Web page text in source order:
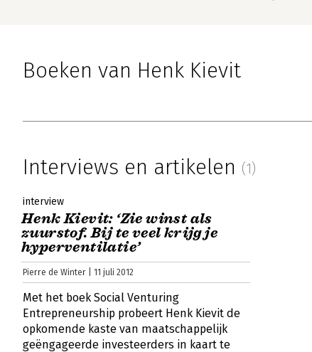
Boeken van Henk Kievit
Interviews en artikelen (1)
interview
Henk Kievit: ‘Zie winst als
zuurstof. Bij te veel krijg je
hyperventilatie’
Pierre de Winter | 11 juli 2012
Met het boek Social Venturing
Entrepreneurship probeert Henk Kievit de
opkomende kaste van maatschappelijk
geëngageerde investeerders in kaart te